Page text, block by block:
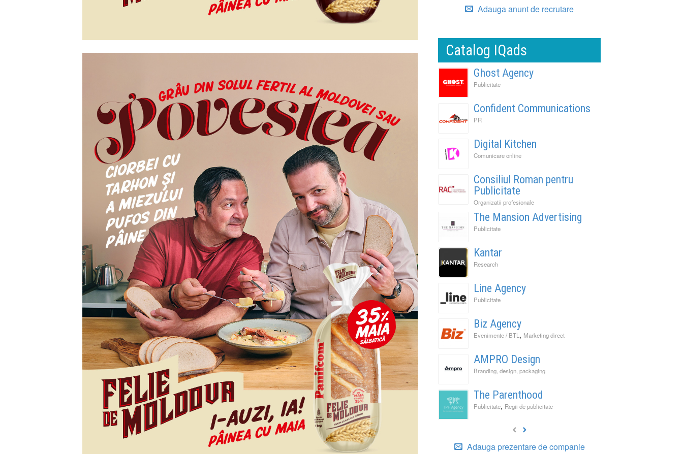
Adauga anunt de recrutare
Catalog IQads
Ghost Agency
Publicitate
Confident Communications
PR
Digital Kitchen
Comunicare online
Consiliul Roman pentru
Publicitate
Organizatii profesionale
The Mansion Advertising
Publicitate
Kantar
Research
Line Agency
Publicitate
Biz Agency
Evenimente / BTL , Marketing direct
AMPRO Design
Branding, design, packaging
The Parenthood
Publicitate, Regii de publicitate
Adauga prezentare de companie